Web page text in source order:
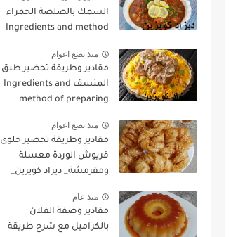
السمك بالصلصة الحمراء
Ingredients and method
sauce
منذ بضع اعوام
مقادير وطريقة تحضير طبق
المنسف Ingredients and
method of preparing
منذ بضع اعوام
مقادير وطريقة تحضير حلوى
قريوش الوردة معسلة
ومقرمشة_ ديزاد كويزين_
منذ عام
مقادير وصفة الفلان
بالكراميل مع شرح طريقة